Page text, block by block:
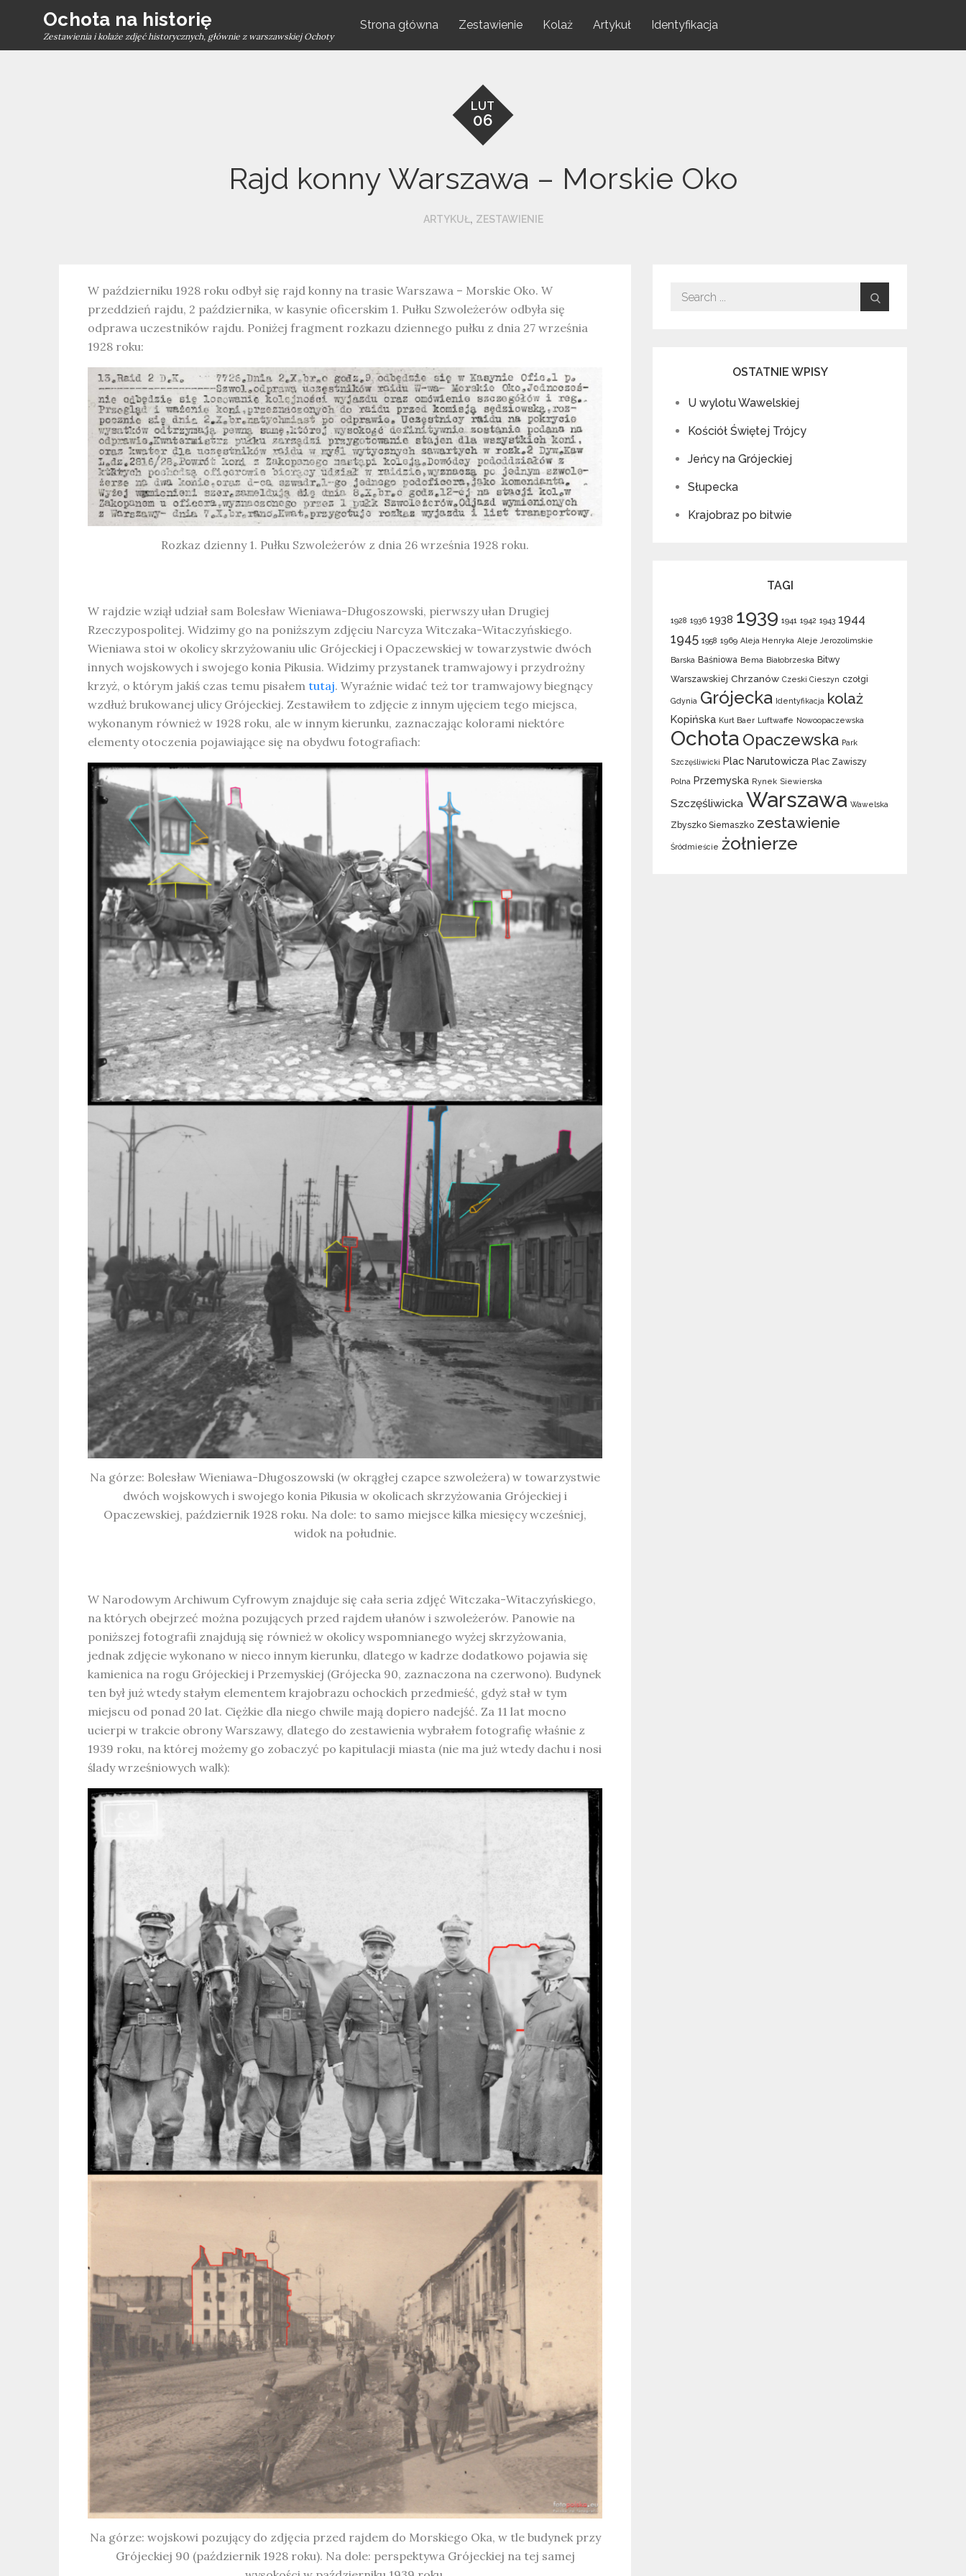
Ochota na historię
Zestawienia i kolaże zdjęć historycznych, głównie z warszawskiej Ochoty
Strona główna Zestawienie Kolaż Artykuł Identyfikacja
LUT
06
Rajd konny Warszawa – Morskie Oko
ARTYKUŁ, ZESTAWIENIE
W październiku 1928 roku odbył się rajd konny na trasie Warszawa – Morskie Oko. W
przeddzień rajdu, 2 października, w kasynie oficerskim 1. Pułku Szwoleżerów odbyła się
odprawa uczestników rajdu. Poniżej fragment rozkazu dziennego pułku z dnia 27 września
1928 roku:
Rozkaz dzienny 1. Pułku Szwoleżerów z dnia 26 września 1928 roku.
W rajdzie wziął udział sam Bolesław Wieniawa-Długoszowski, pierwszy ułan Drugiej
Rzeczypospolitej. Widzimy go na poniższym zdjęciu Narcyza Witczaka-Witaczyńskiego.
Wieniawa stoi w okolicy skrzyżowaniu ulic Grójeckiej i Opaczewskiej w towarzystwie dwóch
innych wojskowych i swojego konia Pikusia. Widzimy przystanek tramwajowy i przydrożny
krzyż, o którym jakiś czas temu pisałem tutaj. Wyraźnie widać też tor tramwajowy biegnący
wzdłuż brukowanej ulicy Grójeckiej. Zestawiłem to zdjęcie z innym ujęciem tego miejsca,
wykonanym również w 1928 roku, ale w innym kierunku, zaznaczając kolorami niektóre
elementy otoczenia pojawiające się na obydwu fotografiach:
Na górze: Bolesław Wieniawa-Długoszowski (w okrągłej czapce szwoleżera) w towarzystwie
dwóch wojskowych i swojego konia Pikusia w okolicach skrzyżowania Grójeckiej i
Opaczewskiej, październik 1928 roku. Na dole: to samo miejsce kilka miesięcy wcześniej,
widok na południe.
W Narodowym Archiwum Cyfrowym znajduje się cała seria zdjęć Witczaka-Witaczyńskiego,
na których obejrzeć można pozujących przed rajdem ułanów i szwoleżerów. Panowie na
poniższej fotografii znajdują się również w okolicy wspomnianego wyżej skrzyżowania,
jednak zdjęcie wykonano w nieco innym kierunku, dlatego w kadrze dodatkowo pojawia się
kamienica na rogu Grójeckiej i Przemyskiej (Grójecka 90, zaznaczona na czerwono). Budynek
ten był już wtedy stałym elementem krajobrazu ochockich przedmieść, gdyż stał w tym
miejscu od ponad 20 lat. Ciężkie dla niego chwile mają dopiero nadejść. Za 11 lat mocno
ucierpi w trakcie obrony Warszawy, dlatego do zestawienia wybrałem fotografię właśnie z
1939 roku, na której możemy go zobaczyć po kapitulacji miasta (nie ma już wtedy dachu i nosi
ślady wrześniowych walk):
Na górze: wojskowi pozujący do zdjęcia przed rajdem do Morskiego Oka, w tle budynek przy
Grójeckiej 90 (październik 1928 roku). Na dole: perspektywa Grójeckiej na tej samej
Search
OSTATNIE WPISY
U wylotu Wawelskiej
Kościół Świętej Trójcy
Jeńcy na Grójeckiej
Słupecka
Krajobraz po bitwie
TAGI
1928 1936 1938 1939 1941 1942 1943 1944
1945 1958 1969 Aleja Henryka Aleje Jerozolimskie
Barska Baśniowa Bema Białobrzeska Bitwy
Warszawskiej Chrzanów Czeski Cieszyn czołgi
Gdynia Grójecka Identyfikacja kolaż
Kopińska Kurt Baer Luftwaffe Nowoopaczewska
Ochota Opaczewska Park
Szczęśliwicki Plac Narutowicza Plac Zawiszy
Polna Przemyska Rynek Siewierska
Szczęśliwicka Warszawa Wawelska
Zbyszko Siemaszko zestawienie
Śródmieście żołnierze